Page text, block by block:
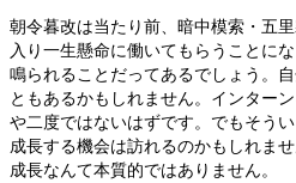
朝令暮改は当たり前、暗中模索・五
入り一生懸命に働いてもらうことに
鳴られることだってあるでしょう。
ともあるかもしれません。インター
や二度ではないはずです。でもそう
成長する機会は訪れるのかもしれま
成長なんて本質的ではありません。